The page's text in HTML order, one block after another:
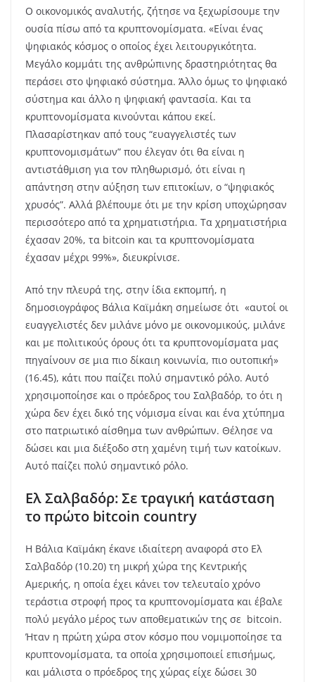
Ο οικονομικός αναλυτής, ζήτησε να ξεχωρίσουμε την
ουσία πίσω από τα κρυπτονομίσματα. «Είναι ένας
ψηφιακός κόσμος ο οποίος έχει λειτουργικότητα.
Μεγάλο κομμάτι της ανθρώπινης δραστηριότητας θα
περάσει στο ψηφιακό σύστημα. Άλλο όμως το ψηφιακό
σύστημα και άλλο η ψηφιακή φαντασία. Και τα
κρυπτονομίσματα κινούνται κάπου εκεί.
Πλασαρίστηκαν από τους “ευαγγελιστές των
κρυπτονομισμάτων” που έλεγαν ότι θα είναι η
αντιστάθμιση για τον πληθωρισμό, ότι είναι η
απάντηση στην αύξηση των επιτοκίων, ο “ψηφιακός
χρυσός”. Αλλά βλέπουμε ότι με την κρίση υποχώρησαν
περισσότερο από τα χρηματιστήρια. Τα χρηματιστήρια
έχασαν 20%, τα bitcoin και τα κρυπτονομίσματα
έχασαν μέχρι 99%», διευκρίνισε.
Από την πλευρά της, στην ίδια εκπομπή, η
δημοσιογράφος Βάλια Καϊμάκη σημείωσε ότι «αυτοί οι
ευαγγελιστές δεν μιλάνε μόνο με οικονομικούς, μιλάνε
και με πολιτικούς όρους ότι τα κρυπτονομίσματα μας
πηγαίνουν σε μια πιο δίκαιη κοινωνία, πιο ουτοπική»
(16.45), κάτι που παίζει πολύ σημαντικό ρόλο. Αυτό
χρησιμοποίησε και ο πρόεδρος του Σαλβαδόρ, το ότι η
χώρα δεν έχει δικό της νόμισμα είναι και ένα χτύπημα
στο πατριωτικό αίσθημα των ανθρώπων. Θέλησε να
δώσει και μια διέξοδο στη χαμένη τιμή των κατοίκων.
Αυτό παίζει πολύ σημαντικό ρόλο.
Ελ Σαλβαδόρ: Σε τραγική κατάσταση
το πρώτο bitcoin country
Η Βάλια Καϊμάκη έκανε ιδιαίτερη αναφορά στο Ελ
Σαλβαδόρ (10.20) τη μικρή χώρα της Κεντρικής
Αμερικής, η οποία έχει κάνει τον τελευταίο χρόνο
τεράστια στροφή προς τα κρυπτονομίσματα και έβαλε
πολύ μεγάλο μέρος των αποθεματικών της σε bitcoin.
Ήταν η πρώτη χώρα στον κόσμο που νομιμοποίησε τα
κρυπτονομίσματα, τα οποία χρησιμοποιεί επισήμως,
και μάλιστα ο πρόεδρος της χώρας είχε δώσει 30